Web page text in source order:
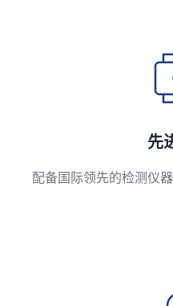
先
配备国际领先的检测仪